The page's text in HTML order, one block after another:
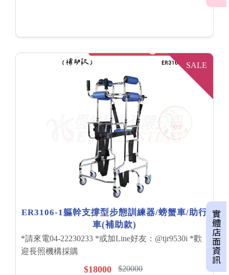
SALE
ER3106-1軀幹支撐型步態訓練器/螃蟹車/助行
車(補助款)
*請來電04-22230233 *或加Line好友：@tjr9530i *歡
迎長照機構採購
$18000 $20000
實體店面資訊